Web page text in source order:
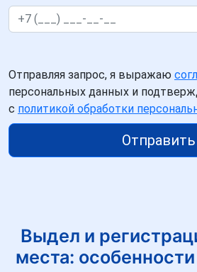
Отправляя запрос, я выражаю
персональных данных и
с политикой обработки
Отправить
Выдел и
места: